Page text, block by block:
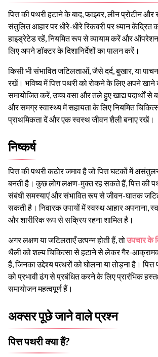
पित्त की पथरी हटाने के बाद, फाइबर, लीन प्रोटीन
संतुलित आहार पर धीरे-धीरे रिकवरी पर ध्यान केंद्रित
हाइड्रेटेड रहें, नियमित रूप से व्यायाम करें और
लिए अपने डॉक्टर के दिशानिर्देशों का पालन करें।
किसी भी संभावित जटिलताओं, जैसे दर्द, बुखार, या
रखें। भविष्य में पित्त पथरी को रोकने के लिए अपने
समायोजित करें, उच्च वसा और तले हुए खाद्य पदार्थों से
और समग्र स्वास्थ्य में सहायता के लिए नियमित
प्राथमिकता दें और एक स्वस्थ जीवन शैली बनाए रखें।
निष्कर्ष
पित्त की पथरी कठोर जमाव है जो पित्त घटकों में
बनती है। कुछ लोग लक्षण-मुक्त रह सकते हैं, पित्त की
संबंधी समस्याएं और संभावित रूप से जीवन-घातक
सकती है। निवारक उपायों में स्वस्थ आहार अपनाना,
और शारीरिक रूप से सक्रिय रहना शामिल है।
अगर लक्षण या जटिलताएँ उत्पन्न होती हैं, तोउपचार के
थैली को शल्य चिकित्सा से हटाने से लेकर गैर-
हैं, जिनका उद्देश्य पत्थरों को घोलना या तोड़ना है। पित्त
को प्रभावी ढंग से प्रबंधित करने के लिए प्रारंभिक
समायोजन महत्वपूर्ण हैं।
अक्सर पूछे जाने वाले प्रश्न
पित्त पथरी क्या हैं?